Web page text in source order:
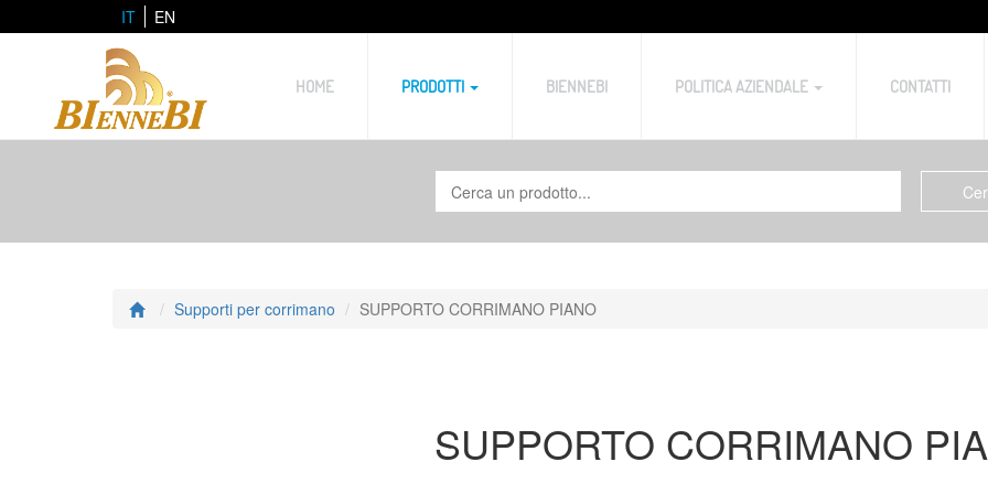
IT EN
HOME PRODOTTI BIENNEBI POLITICA AZIENDALE CONTATTI
Supporti per corrimano SUPPORTO CORRIMANO PIANO
SUPPORTO CORRIMANO